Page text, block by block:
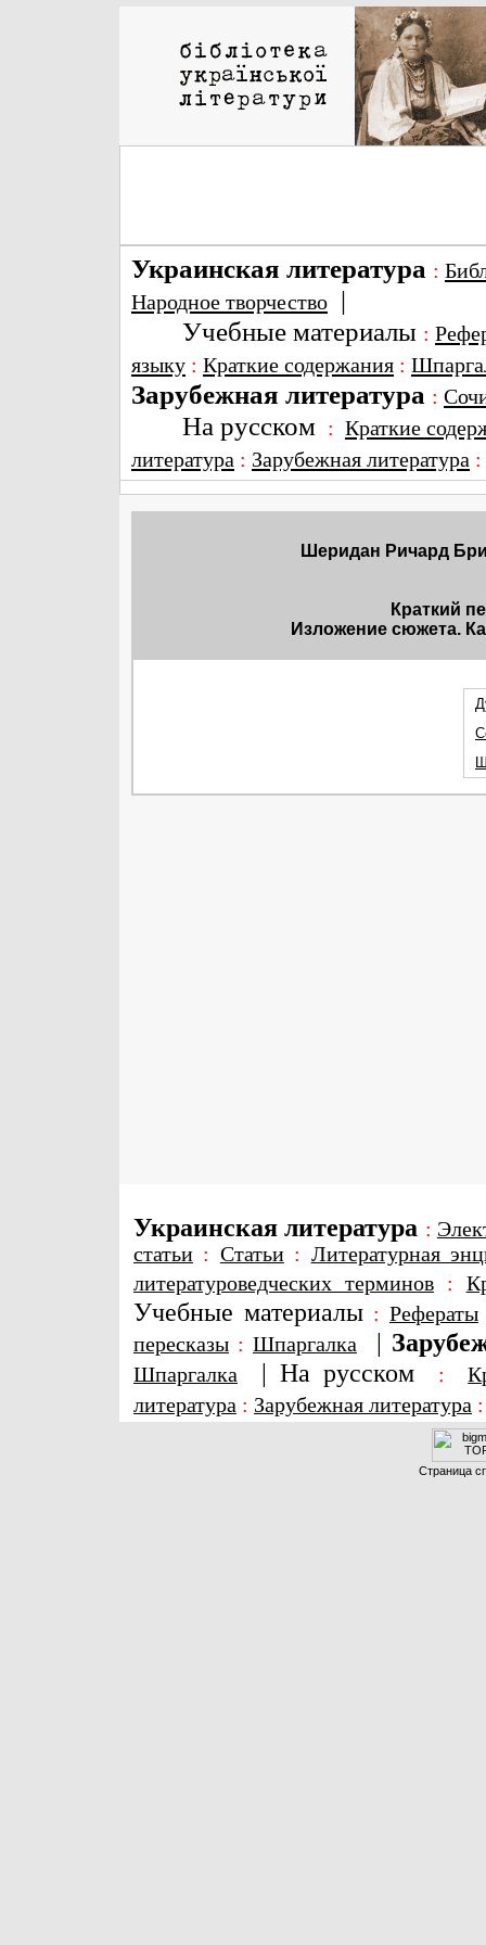
Украинская литература :
Народное творчество |
Учебные материалы :
языку : Краткие содержания :
Зарубежная литература :
На русском : Краткие
литература : Зарубежная литература
Шеридан Ричард
Краткий
Изложение сюжета.
Украинская литература :
статьи : Статьи: Литературная
литературоведческих терминов:
Учебные материалы : Рефераты
пересказы : Шпаргалка |
Шпаргалка | На русском :
литература : Зарубежная литература
Страница